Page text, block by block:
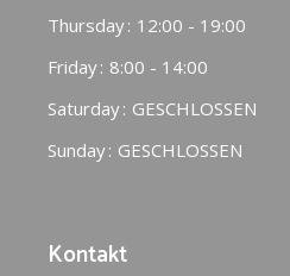
Thursday 12:00 - 19:00
Friday 8:00 - 14:00
Saturday GESCHLOSSEN
Sunday GESCHLOSSEN
Kontakt